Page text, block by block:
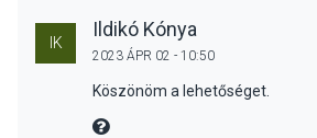
IK
Ildikó Kónya
2023 ÁPR 02 - 10:50
Köszönöm a lehetőséget.
MIRE MONDTA